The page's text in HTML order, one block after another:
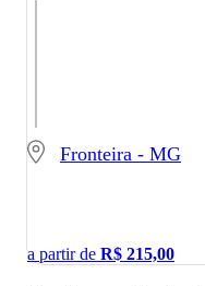
Fronteira - MG
a partir de R$ 215,00